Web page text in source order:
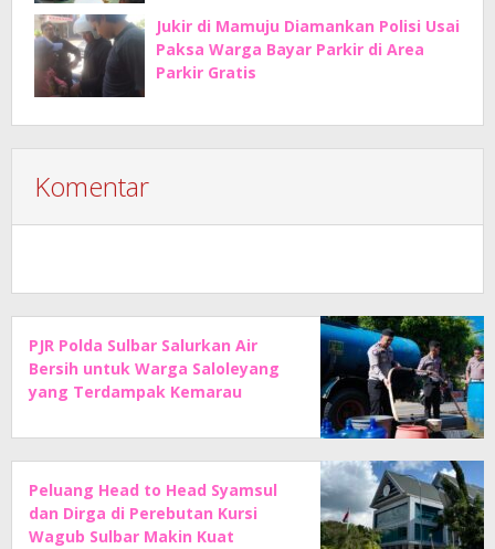
Jukir di Mamuju Diamankan Polisi Usai
Paksa Warga Bayar Parkir di Area
Parkir Gratis
Komentar
PJR Polda Sulbar Salurkan Air
Bersih untuk Warga Saloleyang
yang Terdampak Kemarau
Peluang Head to Head Syamsul
dan Dirga di Perebutan Kursi
Wagub Sulbar Makin Kuat